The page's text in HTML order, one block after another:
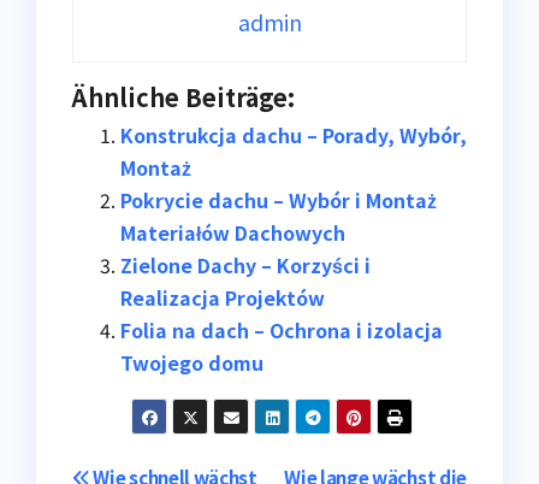
admin
Ähnliche Beiträge:
Konstrukcja dachu – Porady, Wybór,
Montaż
Pokrycie dachu – Wybór i Montaż
Materiałów Dachowych
Zielone Dachy – Korzyści i
Realizacja Projektów
Folia na dach – Ochrona i izolacja
Twojego domu
Wie lange wächst die
Wie schnell wächst